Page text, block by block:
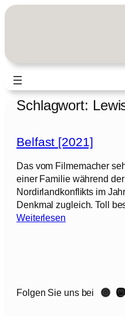
Zum
Schlagwort:
Belfast [2021]
Das vom Filmemacher
einer Familie während
Nordirlandkonflikts im
Denkmal zugleich. Toll
Weiterlesen:
s
Folgen Sie uns bei Instagram Mastodon